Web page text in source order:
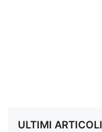
ULTIMI ARTICOLI